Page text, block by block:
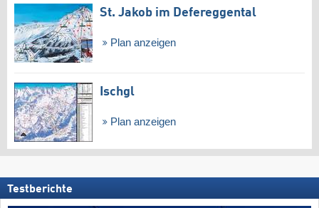
St. Jakob im Defereggental
Plan anzeigen
Ischgl
Plan anzeigen
Testberichte